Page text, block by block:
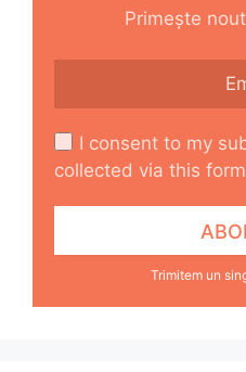
Primește
I consent to my
collected via this
Trimitem un